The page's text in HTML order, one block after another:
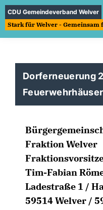
CDU Gemeindeverband Welver
Stark für Welver - Gemeinsam
Dorferneuerung
Fraktion Welver
Tim-Fabian
Ladestraße 1 /
59514 Welver /